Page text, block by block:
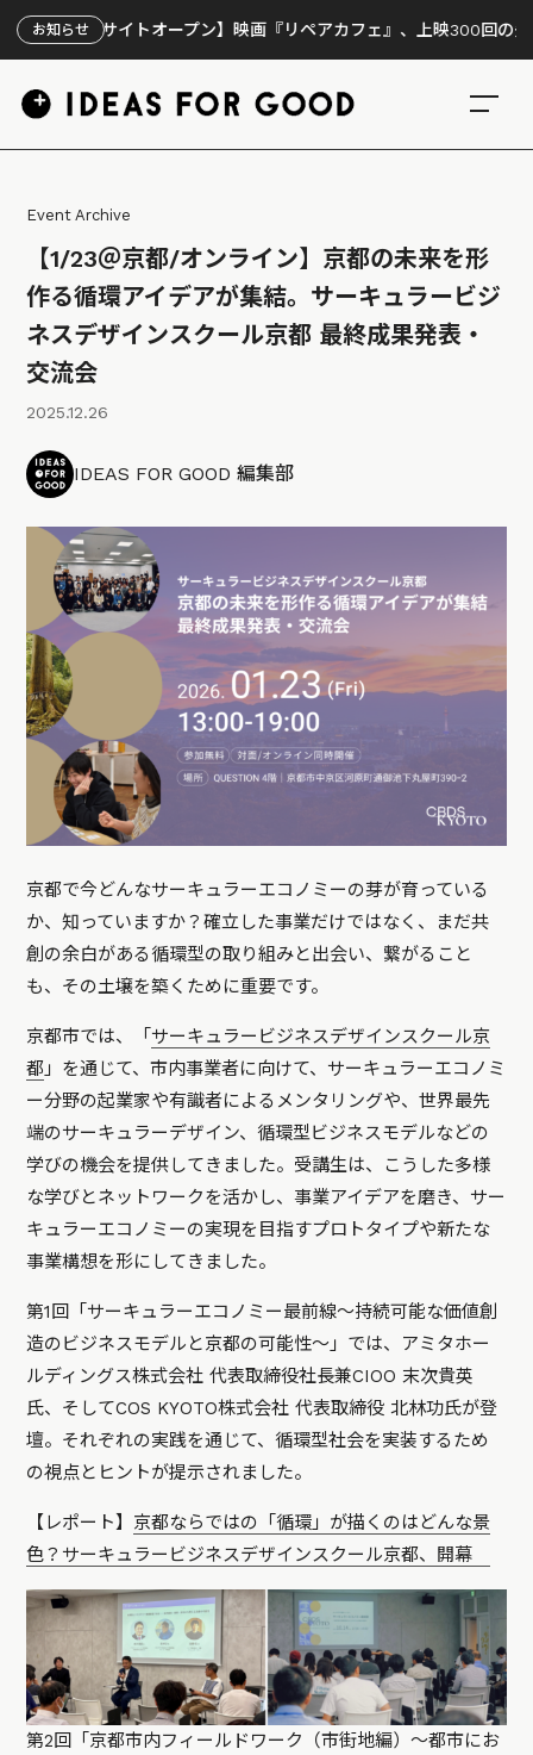
お知らせ
イトオープン】映画『リペアカフェ』、上映300回の先で見えてきた
Event Archive
【1/23＠京都/オンライン】京都の未来を形
作る循環アイデアが集結。サーキュラービジ
ネスデザインスクール京都 最終成果発表・
交流会
2025.12.26
IDEAS FOR GOOD 編集部
京都で今どんなサーキュラーエコノミーの芽が育っている
か、知っていますか？確立した事業だけではなく、まだ共
創の余白がある循環型の取り組みと出会い、繋がること
も、その土壌を築くために重要です。
京都市では、「 サーキュラービジネスデザインスクール京
都 」を通じて、市内事業者に向けて、サーキュラーエコノミ
ー分野の起業家や有識者によるメンタリングや、世界最先
端のサーキュラーデザイン、循環型ビジネスモデルなどの
学びの機会を提供してきました。受講生は、こうした多様
な学びとネットワークを活かし、事業アイデアを磨き、サー
キュラーエコノミーの実現を目指すプロトタイプや新たな
事業構想を形にしてきました。
第1回「サーキュラーエコノミー最前線～持続可能な価値創
造のビジネスモデルと京都の可能性～」では、アミタホー
ルディングス株式会社 代表取締役社長兼CIOO 末次貴英
氏、そしてCOS KYOTO株式会社 代表取締役 北林功氏が登
壇。それぞれの実践を通じて、循環型社会を実装するため
の視点とヒントが提示されました。
【レポート】 京都ならではの「循環」が描くのはどんな景
色？サーキュラービジネスデザインスクール京都、開幕
第2回「京都市内フィールドワーク（市街地編）〜都市にお